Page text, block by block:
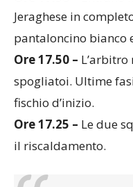
pantaloncino bianco
Ore 17.50 –L’arbitro
spogliatoi. Ultime
fischio d’inizio.
Ore 17.25 –Le due
il riscaldamento.